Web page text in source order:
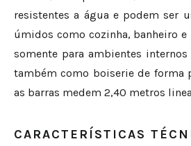
resistentes a água e podem ser
úmidos como cozinha, banheiro e
somente para ambientes
também como boiserie de forma
as barras medem 2,40 metros
CARACTERÍSTICAS